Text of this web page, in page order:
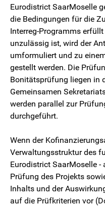
Eurodistrict SaarMoselle
die Bedingungen für die
Interreg-Programms
unzulässig ist, wird der
umformuliert und zu
gestellt werden. Die
Bonitätsprüfung liegen in
Gemeinsamen
werden parallel zur
durchgeführt.
Wenn der
Verwaltungsstruktur des
Eurodistrict SaarMoselle
Prüfung des Projekts
Inhalts und der
auf die Prüfkriterien vor